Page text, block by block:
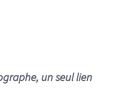
un seul lien